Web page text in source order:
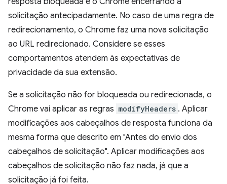
solicitação antecipadamente. No caso de uma regra de
redirecionamento, o Chrome faz uma nova solicitação
ao URL redirecionado. Considere se esses
comportamentos atendem às expectativas de
privacidade da sua extensão.
Se a solicitação não for bloqueada ou redirecionada, o
Chrome vai aplicar as regras modifyHeaders . Aplicar
modificações aos cabeçalhos de resposta funciona da
mesma forma que descrito em "Antes do envio dos
cabeçalhos de solicitação". Aplicar modificações aos
cabeçalhos de solicitação não faz nada, já que a
solicitação já foi feita.